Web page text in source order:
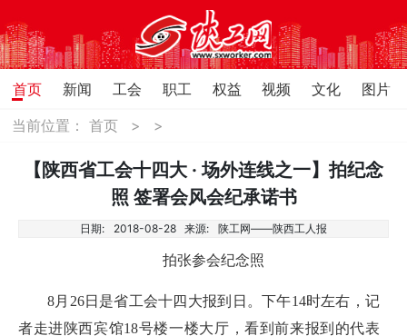
首页 新闻 工会 职工 权益 视频 文化
图片
当前位置：首页 > >
【陕西省工会十四大 · 场外连线之一】拍纪念
照 签署会风会纪承诺书
日期: 2018-08-28 来源: 陕工网——陕西工人报
拍张参会纪念照
8月26日是省工会十四大报到日。下午14时左右，记
者走进陕西宾馆18号楼一楼大厅，看到前来报到的代表